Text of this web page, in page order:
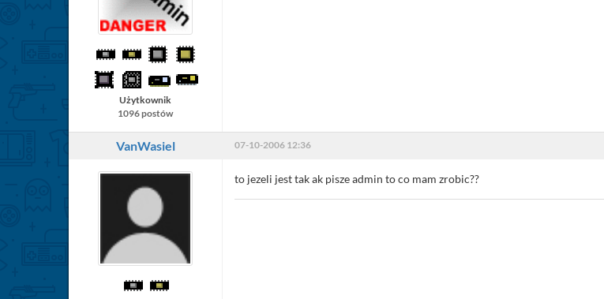
Użytkownik
1096 postów
VanWasiel 07-10-2006 12:36
to jezeli jest tak ak pisze admin to co mam zrobic??